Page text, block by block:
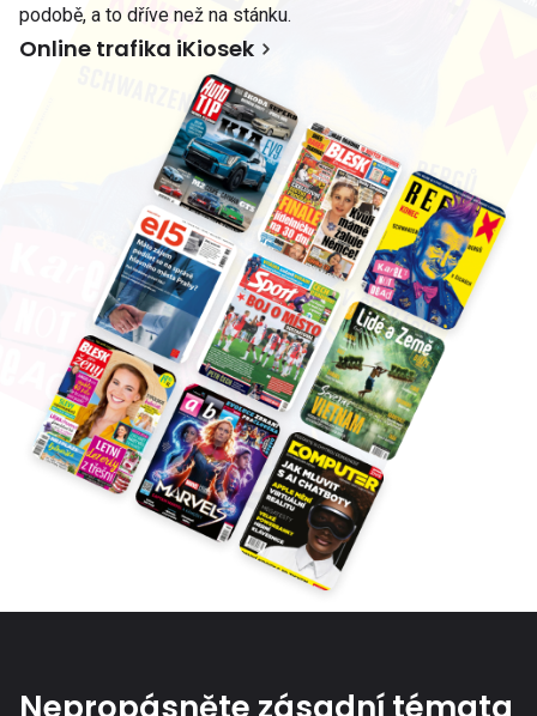
podobě, a to dříve než na stánku.
Online trafika iKiosek